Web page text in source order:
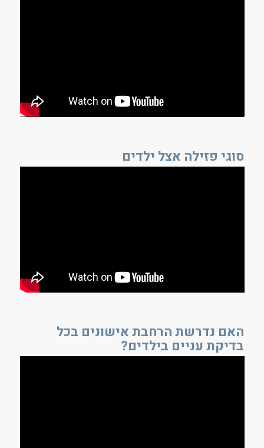
סוגי פזילה אצל ילדים
האם נדרשת הרחבת אישונים בכל
בדיקת עניים בילדים?